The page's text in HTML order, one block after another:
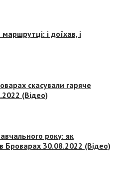
і доїхав, і
скасували гаряче
(Відео)
року: як
Броварах 30.08.2022 (Відео)